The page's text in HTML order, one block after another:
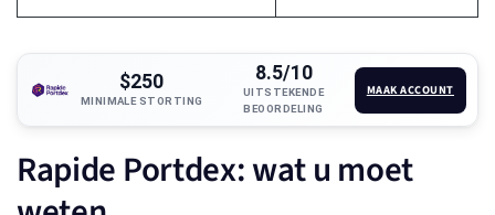
$250
MINIMALE STORTING
8.5/10
UITSTEKENDE
BEOORDELING
MAAK ACCOUNT
Rapide Portdex: wat u moet